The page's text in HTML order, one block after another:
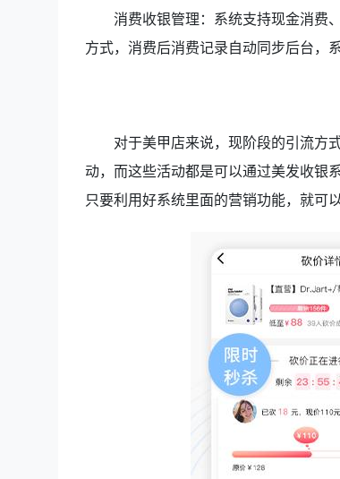
消费收银管理：系统支持现金消费
方式，消费后消费记录自动同步后台，
对于美甲店来说，现阶段的引流方
动，而这些活动都是可以通过美发收银
只要利用好系统里面的营销功能，就可